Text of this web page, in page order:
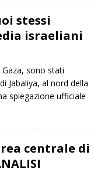
stessi
israeliani
sono stati
Jabaliya, al nord della
spiegazione ufficiale
centrale di